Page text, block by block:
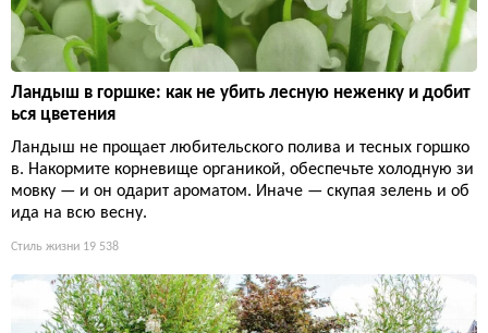
Ландыш в горшке: как не убить лесную неженку и добит
ься цветения
Ландыш не прощает любительского полива и тесных горшко
в. Накормите корневище органикой, обеспечьте холодную зи
мовку — и он одарит ароматом. Иначе — скупая зелень и об
ида на всю весну.
Стиль жизни 19 538